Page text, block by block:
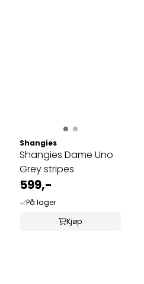
Shangies
Shangies Dame Uno
Grey stripes
599,-
På lager
Kjøp